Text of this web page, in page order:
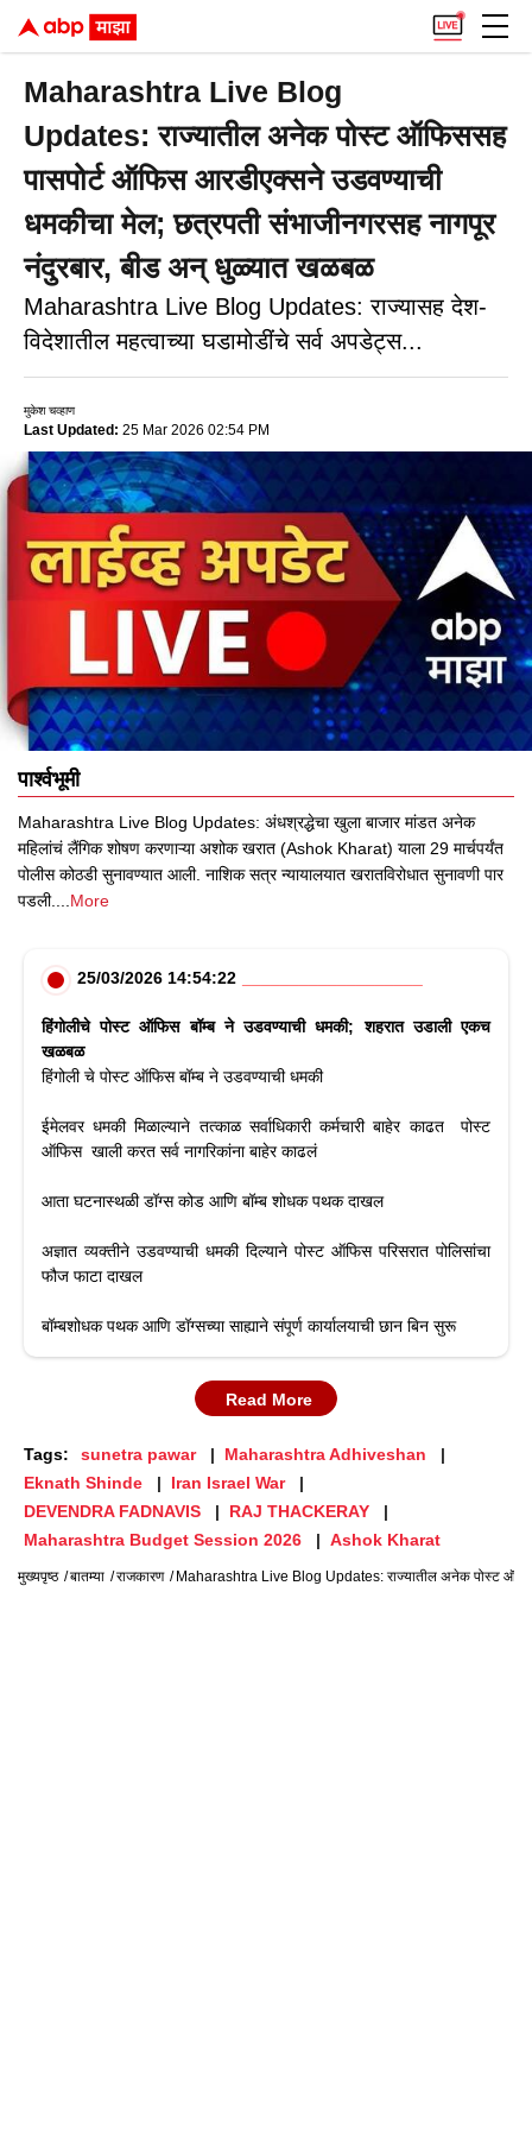
Maharashtra Live Blog
Updates: राज्यातील अनेक पोस्ट ऑफिससह
पासपोर्ट ऑफिस आरडीएक्सने उडवण्याची
धमकीचा मेल; छत्रपती संभाजीनगरसह नागपूर
नंदुरबार, बीड अन् धुळ्यात खळबळ
Maharashtra Live Blog Updates: राज्यासह देश-
विदेशातील महत्वाच्या घडामोडींचे सर्व अपडेट्स...
मुकेश चव्हाण
Last Updated: 25 Mar 2026 02:54 PM
पार्श्वभूमी
Maharashtra Live Blog Updates: अंधश्रद्धेचा खुला बाजार मांडत अनेक
महिलांचं लैंगिक शोषण करणाऱ्या अशोक खरात (Ashok Kharat) याला 29 मार्चपर्यंत
पोलीस कोठडी सुनावण्यात आली. नाशिक सत्र न्यायालयात खरातविरोधात सुनावणी पार
पडली.
More
25/03/2026 14:54:22
हिंगोलीचे पोस्ट ऑफिस बॉम्ब ने उडवण्याची धमकी; शहरात उडाली एकच
खळबळ
हिंगोली चे पोस्ट ऑफिस बॉम्ब ने उडवण्याची धमकी
ईमेलवर धमकी मिळाल्याने तत्काळ सर्वाधिकारी कर्मचारी बाहेर काढत पोस्ट
ऑफिस खाली करत सर्व नागरिकांना बाहेर काढलं
आता घटनास्थळी डॉग्स कोड आणि बॉम्ब शोधक पथक दाखल
अज्ञात व्यक्तीने उडवण्याची धमकी दिल्याने पोस्ट ऑफिस परिसरात पोलिसांचा
फौज फाटा दाखल
बॉम्बशोधक पथक आणि डॉग्सच्या साह्याने संपूर्ण कार्यालयाची छान बिन सुरू
Read More
Tags: sunetra pawar
Maharashtra Adhiveshan
Eknath Shinde
Iran Israel War
DEVENDRA FADNAVIS
RAJ THACKERAY
Maharashtra Budget Session 2026
Ashok Kharat
मुख्यपृष्ठ बातम्या राजकारण Maharashtra Live Blog Updates: राज्यातील अनेक पोस्ट